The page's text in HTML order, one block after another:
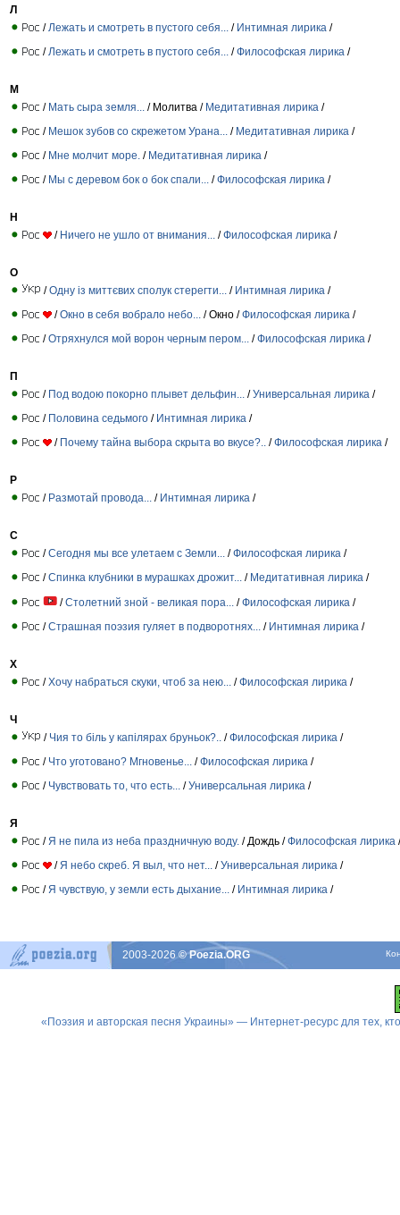
Л
/ Лежать и смотреть в пустого себя... / Интимная лирика /
/ Лежать и смотреть в пустого себя... /Философская лирика /
М
/ Мать сыра земля... / Молитва / Медитативная лирика /
/ Мешок зубов со скрежетом Урана... / Медитативная лирика /
/ Мне молчит море. / Медитативная лирика /
/ Мы с деревом бок о бок спали... /Философская лирика /
Н
/ Ничего не ушло от внимания... /Философская лирика /
О
/Одну із миттєвих сполук стерегти... / Интимная лирика /
/Окно в себя вобрало небо... / Окно /Философская лирика /
/Отряхнулся мой ворон черным пером... /Философская лирика /
П
/ Под водою покорно плывет дельфин... /Универсальная лирика /
/ Половина седьмого / Интимная лирика /
/ Почему тайна выбора скрыта во вкусе?.. /Философская лирика /
Р
/ Размотай провода... / Интимная лирика /
С
/Сегодня мы все улетаем с Земли... /Философская лирика /
/Спинка клубники в мурашках дрожит... / Медитативная лирика /
/Столетний зной - великая пора... /Философская лирика /
/Страшная поэзия гуляет в подворотнях... / Интимная лирика /
Х
/Хочу набраться скуки, чтоб за нею... /Философская лирика /
Ч
/ Чия то біль у капілярах бруньок?.. /Философская лирика /
/ Что уготовано? Мгновенье... /Философская лирика /
/ Чувствовать то, что есть... /Универсальная лирика /
Я
/ Я не пила из неба праздничную воду. / Дождь /Философская лирика /
/ Я небо скреб. Я выл, что нет... /Универсальная лирика /
/ Я чувствую, у земли есть дыхание... / Интимная лирика /
2003-2026© Poezia.ORG
«Поэзия и авторская песня Украины» — Интернет-ресурс для тех,